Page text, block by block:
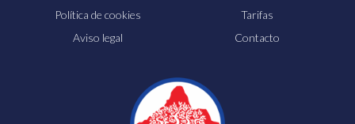
Tarifas
Contacto
Política de cookies
Aviso legal